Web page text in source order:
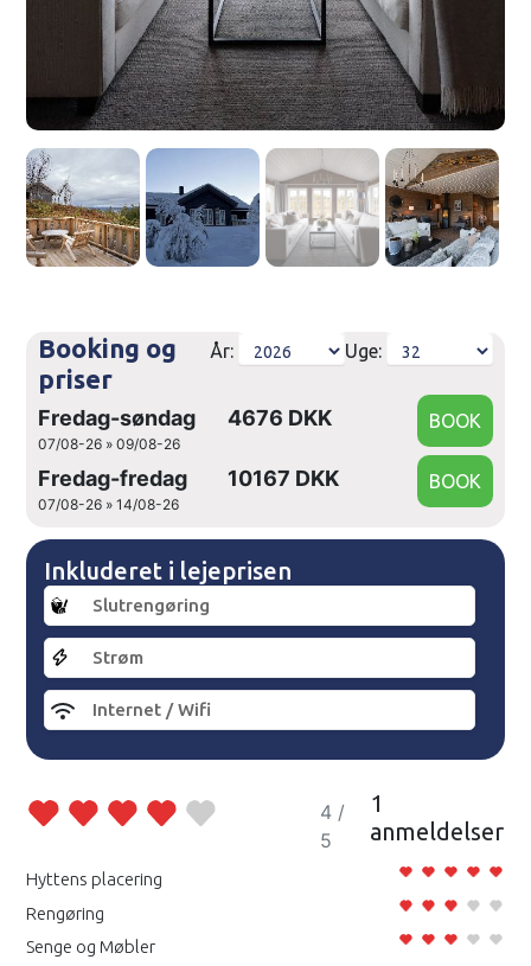
Booking og
priser
År: Uge:
Fredag-søndag
07/08-26 » 09/08-26
4676 DKK
Fredag-fredag
07/08-26 » 14/08-26
10167 DKK
Inkluderet i lejeprisen
Slutrengøring
Strøm
Internet / Wifi
4 /
5
1
anmeldelser
Hyttens placering
Rengøring
Senge og Møbler